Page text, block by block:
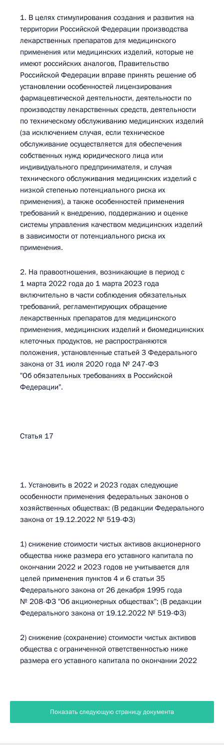
1. В целях стимулирования создания и развития на
территории Российской Федерации производства
лекарственных препаратов для медицинского
применения или медицинских изделий, которые не
имеют российских аналогов, Правительство
Российской Федерации вправе принять решение об
установлении особенностей лицензирования
фармацевтической деятельности, деятельности по
производству лекарственных средств, деятельности
по техническому обслуживанию медицинских изделий
(за исключением случая, если техническое
обслуживание осуществляется для обеспечения
собственных нужд юридического лица или
индивидуального предпринимателя, и случая
технического обслуживания медицинских изделий с
низкой степенью потенциального риска их
применения), а также особенностей применения
требований к внедрению, поддержанию и оценке
системы управления качеством медицинских изделий
в зависимости от потенциального риска их
применения.
2. На правоотношения, возникающие в период с
1 марта 2022 года до 1 марта 2023 года
включительно в части соблюдения обязательных
требований, регламентирующих обращение
лекарственных препаратов для медицинского
применения, медицинских изделий и биомедицинских
клеточных продуктов, не распространяются
положения, установленные статьей 3 Федерального
закона от 31 июля 2020 года № 247-ФЗ
"Об обязательных требованиях в Российской
Федерации".
Статья 17
1. Установить в 2022 и 2023 годах следующие
особенности применения федеральных законов о
хозяйственных обществах: (В редакции Федерального
закона от 19.12.2022 № 519-ФЗ)
1) снижение стоимости чистых активов акционерного
общества ниже размера его уставного капитала по
окончании 2022 и 2023 годов не учитывается для
целей применения пунктов 4 и 6 статьи 35
Федерального закона от 26 декабря 1995 года
№ 208-ФЗ "Об акционерных обществах"; (В редакции
Федерального закона от 19.12.2022 № 519-ФЗ)
2) снижение (сохранение) стоимости чистых активов
общества с ограниченной ответственностью ниже
размера его уставного капитала по окончании 2022
Показать следующую страницу документа